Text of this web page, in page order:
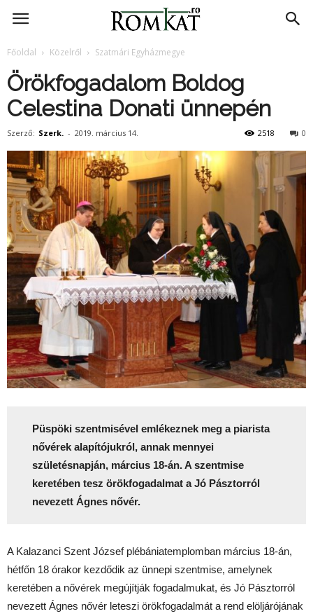
RomKat.ro
Főoldal Közelről Szatmári Egyházmegye
Örökfogadalom Boldog
Celestina Donati ünnepén
Szerző: Szerk. - 2019. március 14. 0
2518
Püspöki szentmisével emlékeznek meg a piarista
nővérek alapítójukról, annak mennyei
születésnapján, március 18-án. A szentmise
keretében tesz örökfogadalmat a Jó Pásztorról
nevezett Ágnes nővér.
A Kalazanci Szent József plébániatemplomban március 18-án,
hétfőn 18 órakor kezdődik az ünnepi szentmise, amelynek
keretében a nővérek megújítják fogadalmukat, és Jó Pásztorról
nevezett Ágnes nővér leteszi örökfogadalmát a rend elöljárójának